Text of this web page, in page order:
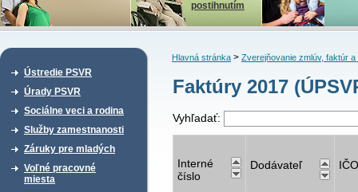
postihnutím
Ústredie PSVR
Úrady PSVR
Sociálne veci a rodina
Služby zamestnanosti
Záruky pre mladých
Voľné pracovné
miesta
Hlavná stránka> Zverejňovanie zmlúv, faktúr a
Faktúry 2017
Vyhľadať:
Interné
číslo
Dodávateľ IČO